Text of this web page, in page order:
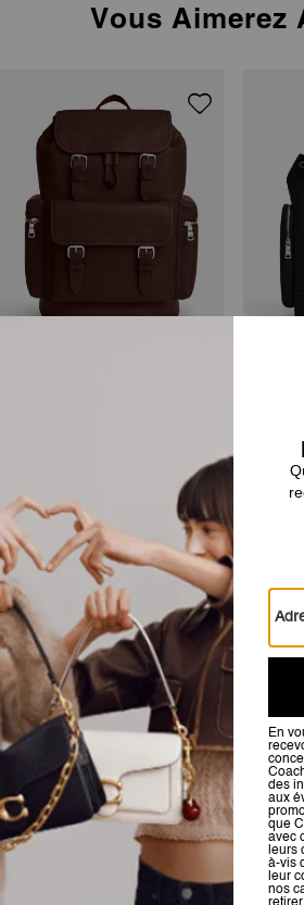
Vous Aimerez
Avis
4.5 Étoiles
Pour plus d’informations sur la manière dont
Adaptabilité
Très élégant et comfortable !